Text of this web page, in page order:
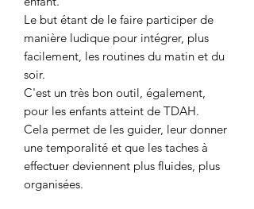
Le but étant de le faire participer de
manière ludique pour intégrer, plus
facilement, les routines du matin et du
soir.
C'est un très bon outil, également,
pour les enfants atteint de TDAH.
Cela permet de les guider, leur donner
une temporalité et que les taches à
effectuer deviennent plus fluides, plus
organisées.